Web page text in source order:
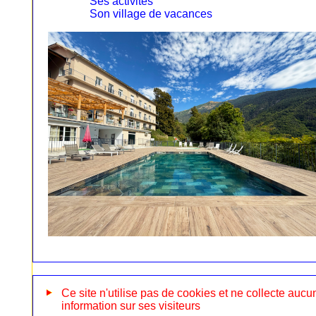
Son village de vacances
Ce site n'utilise pas de cookies et ne collecte
information sur ses visiteurs